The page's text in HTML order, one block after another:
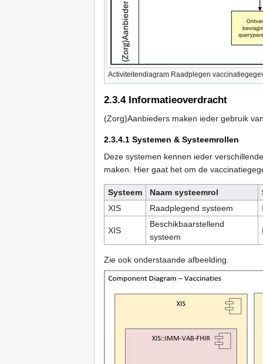
Activiteitendiagram Raadplegen
2.3.4Informatieoverdracht
(Zorg)Aanbieders maken ieder gebruik
2.3.4.1 Systemen & Systeemrollen
Deze systemen kennen ieder
maken. Hier gaat het om de
Systeem Naam systeemrol
XIS
Raadplegend systeem
XIS
Beschikbaarstellend
systeem
Zie ook onderstaande afbeelding.